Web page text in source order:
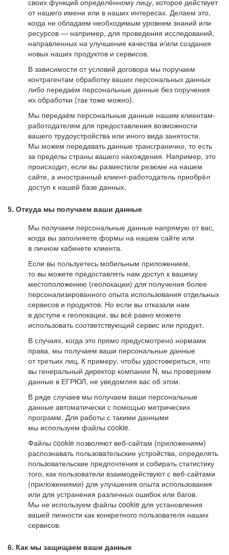
своих функций определённому лицу, которое действует
от нашего имени или в наших интересах. Делаем это,
когда не обладаем необходимым уровнем знаний или
ресурсов — например, для проведения исследований,
направленных на улучшение качества и/или создания
новых наших продуктов и сервисов.
В зависимости от условий договора мы поручаем
контрагентам обработку ваших персональных данных
либо передаём персональные данные без поручения
их обработки (так тоже можно).
Мы передаём персональные данные нашим клиентам-
работодателям для предоставления возможности
вашего трудоустройства или иного вида занятости.
Мы можем передавать данные трансгранично, то есть
за пределы страны вашего нахождения. Например, это
происходит, если вы разместили резюме на нашем
сайте, а иностранный клиент-работодатель приобрёл
доступ к нашей базе данных.
5. Откуда мы получаем ваши данные
Мы получаем персональные данные напрямую от вас,
когда вы заполняете формы на нашем сайте или
в личном кабинете клиента.
Если вы пользуетесь мобильным приложением,
то вы можете предоставлять нам доступ к вашему
местоположению (геолокации) для получения более
персонализированного опыта использования отдельных
сервисов и продуктов. Но если вы отказали нам
в доступе к геолокации, вы всё равно можете
использовать соответствующий сервис или продукт.
В случаях, когда это прямо предусмотрено нормами
права, мы получаем ваши персональные данные
от третьих лиц. К примеру, чтобы удостовериться, что
вы генеральный директор компании N, мы проверяем
данные в ЕГРЮЛ, не уведомляя вас об этом.
В ряде случаев мы получаем ваши персональные
данные автоматически с помощью метрических
программ. Для работы с такими данными
мы используем файлы cookie.
Файлы cookie позволяют веб-сайтам (приложениям)
распознавать пользовательские устройства, определять
пользовательские предпочтения и собирать статистику
того, как пользователи взаимодействуют с веб-сайтами
(приложениями) для улучшения опыта использования
или для устранения различных ошибок или багов.
Мы не используем файлы cookie для установления
вашей личности как конкретного пользователя наших
сервисов.
6. Как мы защищаем ваши данные